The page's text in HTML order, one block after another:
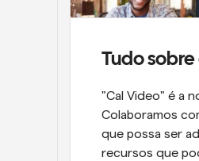
Tudo
"Cal Video" é a
Colaboramos
que possa ser
recursos que